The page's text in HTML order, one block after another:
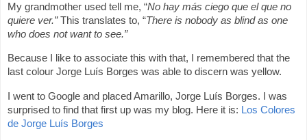
My grandmother used tell me, “No hay más ciego que el que no
quiere ver.” This translates to, “There is nobody as blind as one
who does not want to see.”
Because I like to associate this with that, I remembered that the
last colour Jorge Luís Borges was able to discern was yellow.
I went to Google and placed Amarillo, Jorge Luís Borges. I was
surprised to find that first up was my blog. Here it is: Los Colores
de Jorge Luís Borges